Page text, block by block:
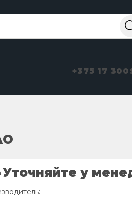
+375 17
Уточняйте у